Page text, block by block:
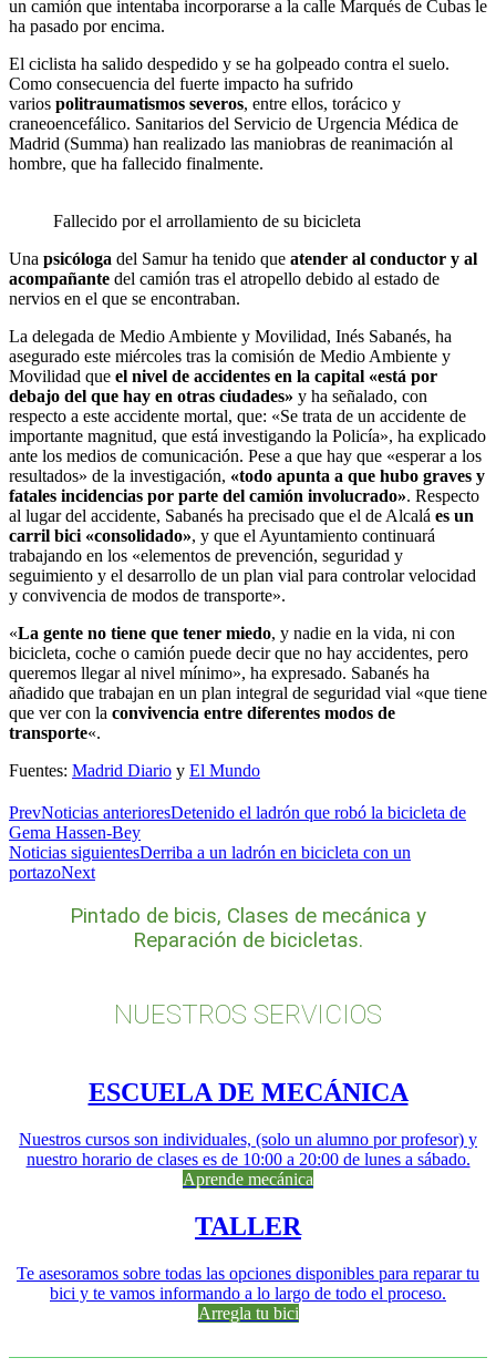
un camión que intentaba incorporarse a la calle Marqués de Cubas le
ha pasado por encima.
El ciclista ha salido despedido y se ha golpeado contra el suelo.
Como consecuencia del fuerte impacto ha sufrido
varios politraumatismos severos, entre ellos, torácico y
craneoencefálico. Sanitarios del Servicio de Urgencia Médica de
Madrid (Summa) han realizado las maniobras de reanimación al
hombre, que ha fallecido finalmente.
Fallecido por el arrollamiento de su bicicleta
Una psicóloga del Samur ha tenido que atender al conductor y al
acompañante del camión tras el atropello debido al estado de
nervios en el que se encontraban.
La delegada de Medio Ambiente y Movilidad, Inés Sabanés, ha
asegurado este miércoles tras la comisión de Medio Ambiente y
Movilidad que el nivel de accidentes en la capital «está por
debajo del que hay en otras ciudades» y ha señalado, con
respecto a este accidente mortal, que: «Se trata de un accidente de
importante magnitud, que está investigando la Policía», ha explicado
ante los medios de comunicación. Pese a que hay que «esperar a los
resultados» de la investigación, «todo apunta a que hubo graves y
fatales incidencias por parte del camión involucrado». Respecto
al lugar del accidente, Sabanés ha precisado que el de Alcalá es un
carril bici «consolidado», y que el Ayuntamiento continuará
trabajando en los «elementos de prevención, seguridad y
seguimiento y el desarrollo de un plan vial para controlar velocidad
y convivencia de modos de transporte».
«La gente no tiene que tener miedo, y nadie en la vida, ni con
bicicleta, coche o camión puede decir que no hay accidentes, pero
queremos llegar al nivel mínimo», ha expresado. Sabanés ha
añadido que trabajan en un plan integral de seguridad vial «que tiene
que ver con la convivencia entre diferentes modos de
transporte«.
Fuentes: Madrid Diario y El Mundo
PrevNoticias anterioresDetenido el ladrón que robó la bicicleta de
Gema Hassen-Bey
Noticias siguientesDerriba a un ladrón en bicicleta con un
portazoNext
Pintado de bicis, Clases de mecánica y
Reparación de bicicletas.
NUESTROS SERVICIOS
ESCUELA DE MECÁNICA
Nuestros cursos son individuales, (solo un alumno por profesor) y
nuestro horario de clases es de 10:00 a 20:00 de lunes a sábado.
Aprende mecánica
TALLER
Te asesoramos sobre todas las opciones disponibles para reparar tu
bici y te vamos informando a lo largo de todo el proceso.
Arregla tu bici